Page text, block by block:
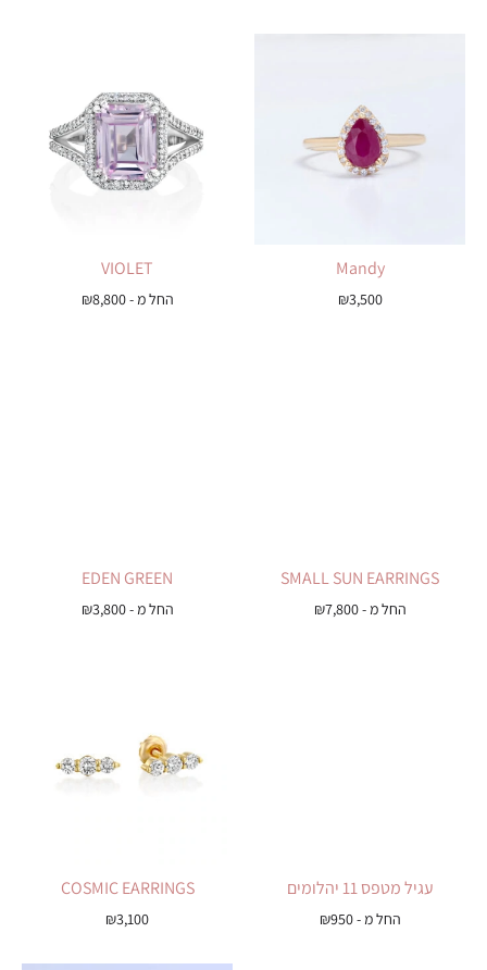
Mandy
₪3,500
VIOLET
החל מ - ₪8,800
SMALL SUN EARRINGS
החל מ - ₪7,800
EDEN GREEN
החל מ - ₪3,800
עגיל מטפס 11 יהלומים
החל מ - ₪950
COSMIC EARRINGS
₪3,100